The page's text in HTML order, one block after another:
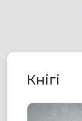
Кнігі